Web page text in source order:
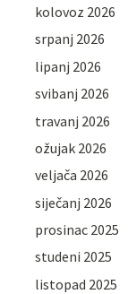
kolovoz 2026
srpanj 2026
lipanj 2026
svibanj 2026
travanj 2026
ožujak 2026
veljača 2026
siječanj 2026
prosinac 2025
studeni 2025
listopad 2025